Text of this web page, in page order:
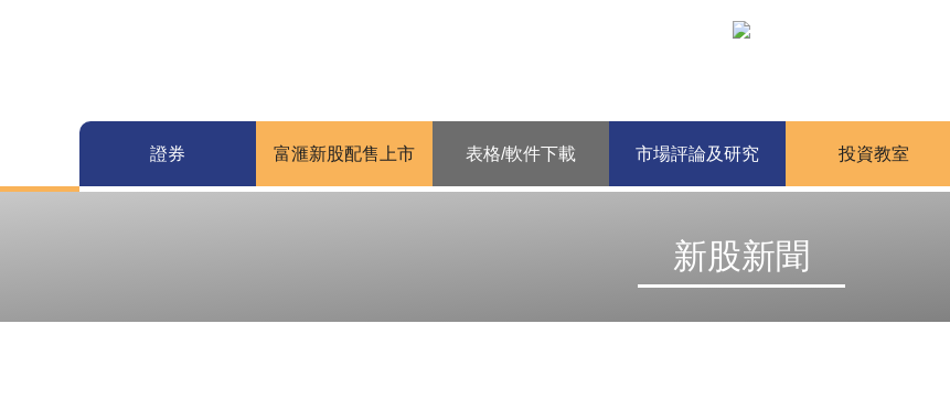
證券 富滙新股配售上市 表格/軟件下載 市場評論及研究 投資教室
新股新聞